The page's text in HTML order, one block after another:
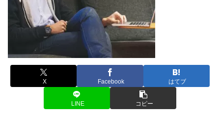
X Facebook はてブ
LINE コピー